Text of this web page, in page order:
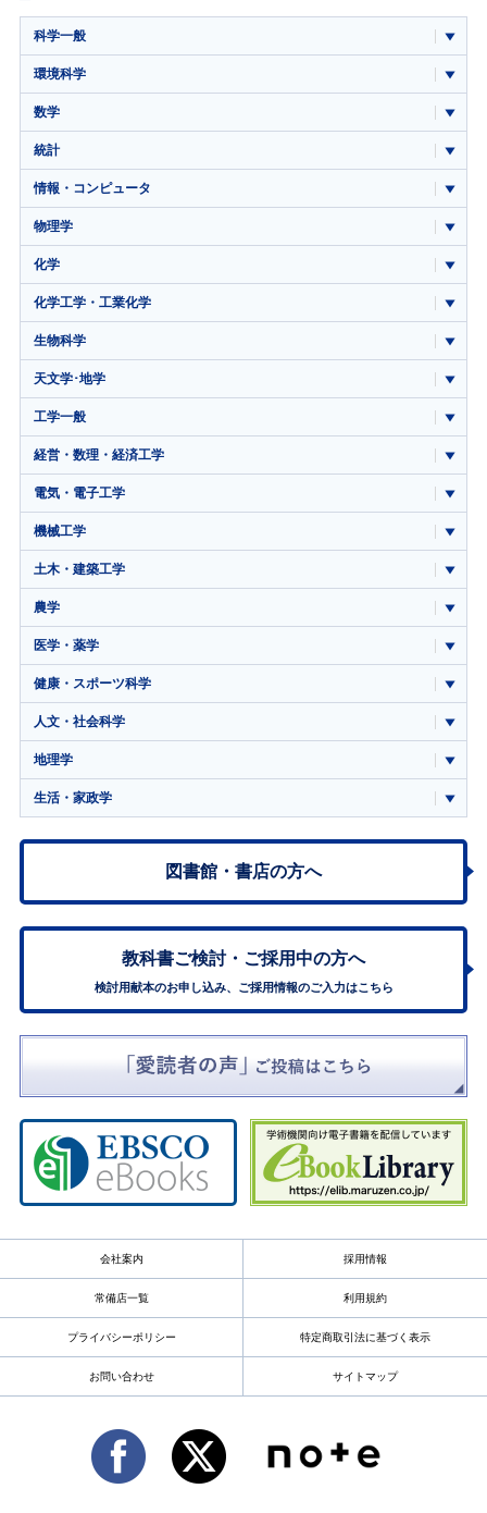
科学一般
環境科学
数学
統計
情報・コンピュータ
物理学
化学
化学工学・工業化学
生物科学
天文学･地学
工学一般
経営・数理・経済工学
電気・電子工学
機械工学
土木・建築工学
農学
医学・薬学
健康・スポーツ科学
人文・社会科学
地理学
生活・家政学
図書館・書店の方へ
教科書ご検討・ ご採用中の方へ
検討用献本のお申し込み、ご採用情報のご入力はこちら
会社案内 採用情報
常備店一覧 利用規約
プライバシーポリシー 特定商取引法に基づく表示
お問い合わせ サイトマップ